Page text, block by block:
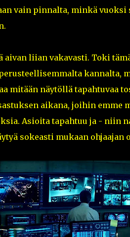
vain pinnalta, minkä vuoksi
aivan liian vakavasti. Toki
kannalta,
mitään näytöllä tapahtuvaa
aikana, joihin emme
Asioita tapahtuu ja - niin
sokeasti mukaan